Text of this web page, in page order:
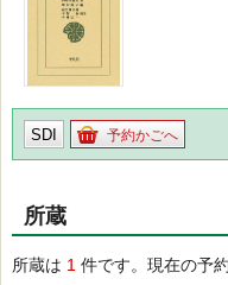
SDI 予約かごへ
所蔵
所蔵は 1 件です。現在の予